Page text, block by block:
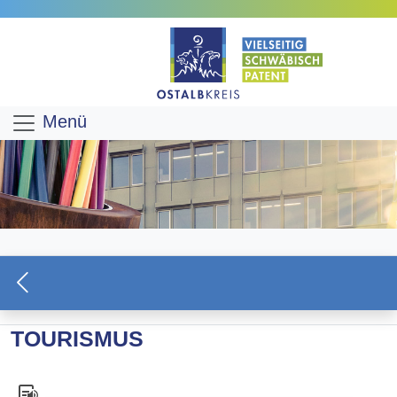
Menü
TOURISMUS